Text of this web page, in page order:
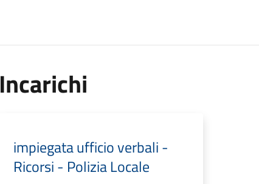
Incarichi
impiegata ufficio verbali -
Ricorsi - Polizia Locale